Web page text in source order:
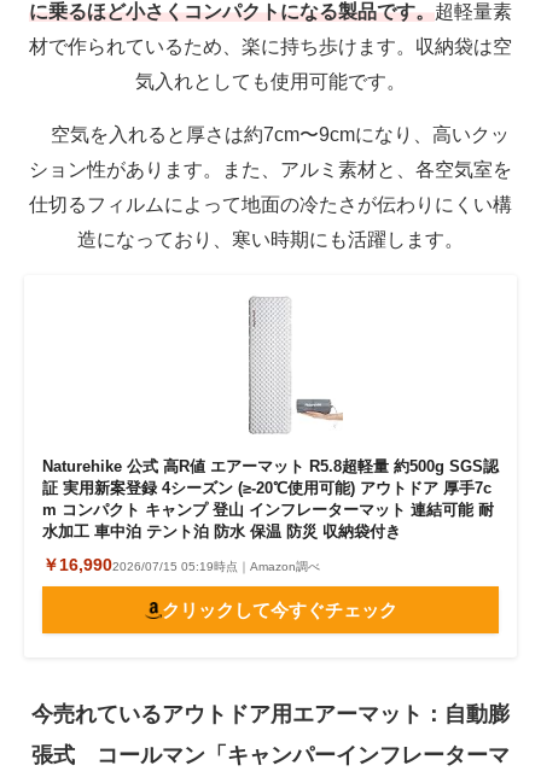
に乗るほど小さくコンパクトになる製品です。超軽量素
材で作られているため、楽に持ち歩けます。収納袋は空
気入れとしても使用可能です。
空気を入れると厚さは約7cm〜9cmになり、高いクッ
ション性があります。また、アルミ素材と、各空気室を
仕切るフィルムによって地面の冷たさが伝わりにくい構
造になっており、寒い時期にも活躍します。
Naturehike 公式 高R値 エアーマット R5.8超軽量 約500g SGS認
証 実用新案登録 4シーズン (≥-20℃使用可能) アウトドア 厚手7c
m コンパクト キャンプ 登山 インフレーターマット 連結可能 耐
水加工 車中泊 テント泊 防水 保温 防災 収納袋付き
￥16,9902026/07/15 05:19時点｜Amazon調べ
クリックして今すぐチェック
今売れているアウトドア用エアーマット：自動膨
張式 コールマン「キャンパーインフレーターマ